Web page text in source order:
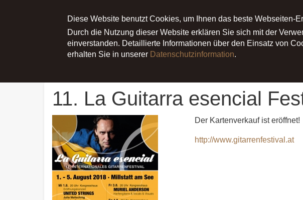
Diese Website benutzt Cookies, um Ihnen das beste Webseiten-
Durch die Nutzung dieser Website erklären Sie sich mit der
einverstanden. Detaillierte Informationen über den Einsatz von
erhalten Sie in unserer Datenschutzinformation.
Main menu
ÜBER JULIA NEWS TERMINE
Startseite News 11. La Guitarra esencial Festival Millstatt
11. La Guitarra esencial
Der Kartenverkauf ist eröffnet!
http://www.gitarrenfestival.at